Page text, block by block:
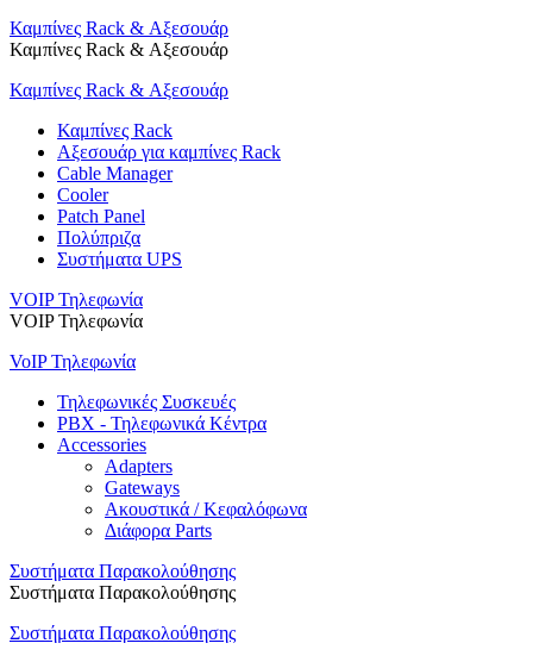
Καμπίνες Rack & Αξεσουάρ
Καμπίνες Rack & Αξεσουάρ
Καμπίνες Rack & Αξεσουάρ
Καμπίνες Rack
Αξεσουάρ για καμπίνες Rack
Cable Manager
Cooler
Patch Panel
Πολύπριζα
Συστήματα UPS
VOIP Τηλεφωνία
VOIP Τηλεφωνία
VoIP Τηλεφωνία
Τηλεφωνικές Συσκευές
PBX - Τηλεφωνικά Κέντρα
Accessories
Adapters
Gateways
Ακουστικά / Κεφαλόφωνα
Διάφορα Parts
Συστήματα Παρακολούθησης
Συστήματα Παρακολούθησης
Συστήματα Παρακολούθησης